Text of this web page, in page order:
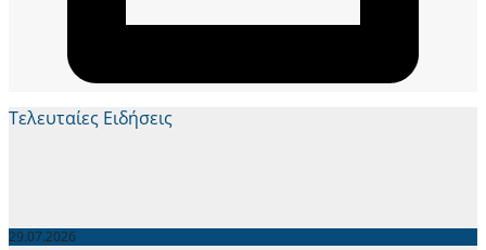
Τελευταίες Ειδήσεις
29.07.2026